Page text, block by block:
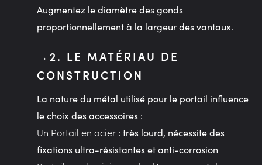
Augmentez le diamètre des gonds
proportionnellement à la largeur des vantaux.
2. LE MATÉRIAU DE
CONSTRUCTION
La nature du métal utilisé pour le portail influence
le choix des accessoires :
Un Portail en acier: très lourd, nécessite des
fixations ultra-résistantes et anti-corrosion